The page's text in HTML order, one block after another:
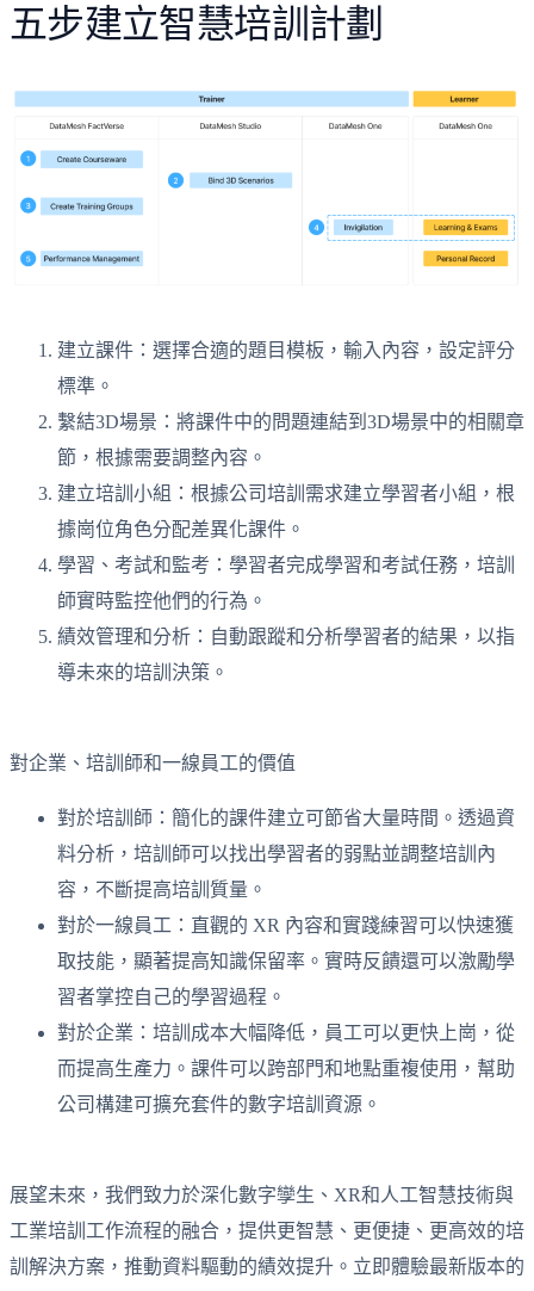
五步建立智慧培訓計劃
建立課件：選擇合適的題目模板，輸入內容，設定評分
標準。
繫結3D場景：將課件中的問題連結到3D場景中的相關章
節，根據需要調整內容。
建立培訓小組：根據公司培訓需求建立學習者小組，根
據崗位角色分配差異化課件。
學習、考試和監考：學習者完成學習和考試任務，培訓
師實時監控他們的行為。
績效管理和分析：自動跟蹤和分析學習者的結果，以指
導未來的培訓決策。
對企業、培訓師和一線員工的價值
對於培訓師：簡化的課件建立可節省大量時間。透過資
料分析，培訓師可以找出學習者的弱點並調整培訓內
容，不斷提高培訓質量。
對於一線員工：直觀的 XR 內容和實踐練習可以快速獲
取技能，顯著提高知識保留率。實時反饋還可以激勵學
習者掌控自己的學習過程。
對於企業：培訓成本大幅降低，員工可以更快上崗，從
而提高生產力。課件可以跨部門和地點重複使用，幫助
公司構建可擴充套件的數字培訓資源。
展望未來，我們致力於深化數字孿生、XR和人工智慧技術與
工業培訓工作流程的融合，提供更智慧、更便捷、更高效的培
訓解決方案，推動資料驅動的績效提升。立即體驗最新版本的